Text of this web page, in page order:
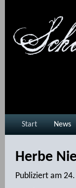
Start News
Herbe
Publiziert am